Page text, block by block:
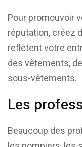
Pour promouvoir
réputation, créez
reflètent votre
des vêtements,
sous-vêtements.
Les
Beaucoup des